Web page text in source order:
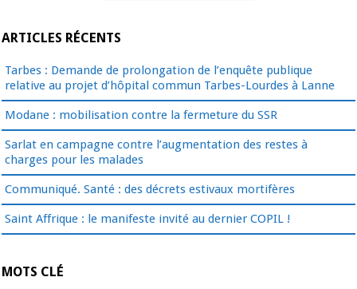
ARTICLES RÉCENTS
Tarbes : Demande de prolongation de l’enquête publique
relative au projet d’hôpital commun Tarbes-Lourdes à Lanne
Modane : mobilisation contre la fermeture du SSR
Sarlat en campagne contre l’augmentation des restes à
charges pour les malades
Communiqué. Santé : des décrets estivaux mortifères
Saint Affrique : le manifeste invité au dernier COPIL !
MOTS CLÉ